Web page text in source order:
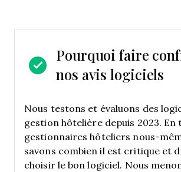
Pourquoi faire
nos avis logiciels
Nous testons et évaluons des
gestion hôtelière depuis 2023. En
gestionnaires hôteliers nous-
savons combien il est critique et
choisir le bon logiciel. Nous